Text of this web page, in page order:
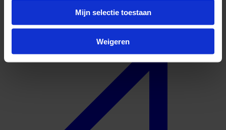
Mijn selectie toestaan
Weigeren